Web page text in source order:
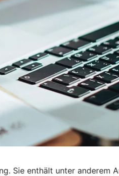
Sie enthält unter anderem